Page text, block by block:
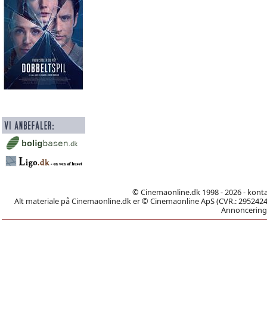
© Cinemaonline.dk 1998 - 2026 -
Alt materiale på Cinemaonline.dk er © Cinemaonline ApS (CVR.: